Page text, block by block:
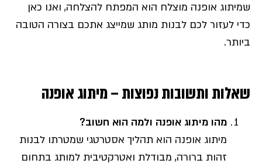
שמיתוג אופנה מוצלח הוא המפתח להצלחה, ואנו כאן
כדי לעזור לכם לבנות מותג שמייצג אתכם בצורה הטובה
ביותר.
שאלות ותשובות נפוצות – מיתוג אופנה
מהו מיתוג אופנה ולמה הוא חשוב?
מיתוג אופנה הוא תהליך אסטרטגי שמטרתו לבנות
זהות ברורה, מבודלת ואטרקטיבית למותג בתחום